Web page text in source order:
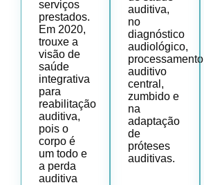
serviços
prestados.
Em 2020,
trouxe a
visão de
saúde
integrativa
para
reabilitação
auditiva,
pois o
corpo é
um todo e
a perda
auditiva
auditiva,
no
diagnóstico
audiológico,
processamento
auditivo
central,
zumbido e
na
adaptação
de
próteses
auditivas.